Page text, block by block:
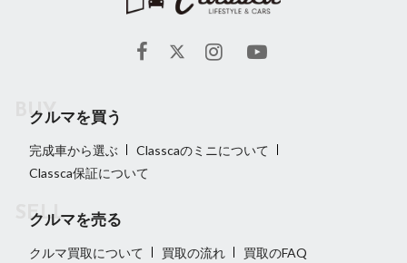
クルマを買う
完成車から選ぶ
Classcaのミニについて
Classca保証について
クルマを売る
クルマ買取について 買取の流れ 買取のFAQ